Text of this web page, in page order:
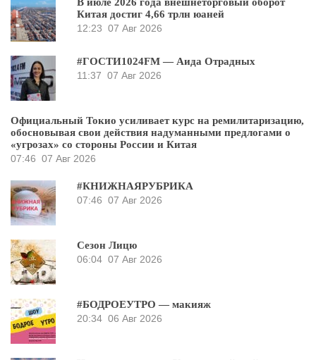
Китая достиг 4,66 трлн юаней
12:23 07 Авг 2026
#ГОСТИ1024FM — Аида Отрадных
11:37 07 Авг 2026
Официальный Токио усиливает курс на ремилитаризацию,
обосновывая свои действия надуманными предлогами о
«угрозах» со стороны России и Китая
07:46 07 Авг 2026
#КНИЖНАЯРУБРИКА
07:46 07 Авг 2026
Сезон Лицю
06:04 07 Авг 2026
#БОДРОЕУТРО — макияж
20:34 06 Авг 2026